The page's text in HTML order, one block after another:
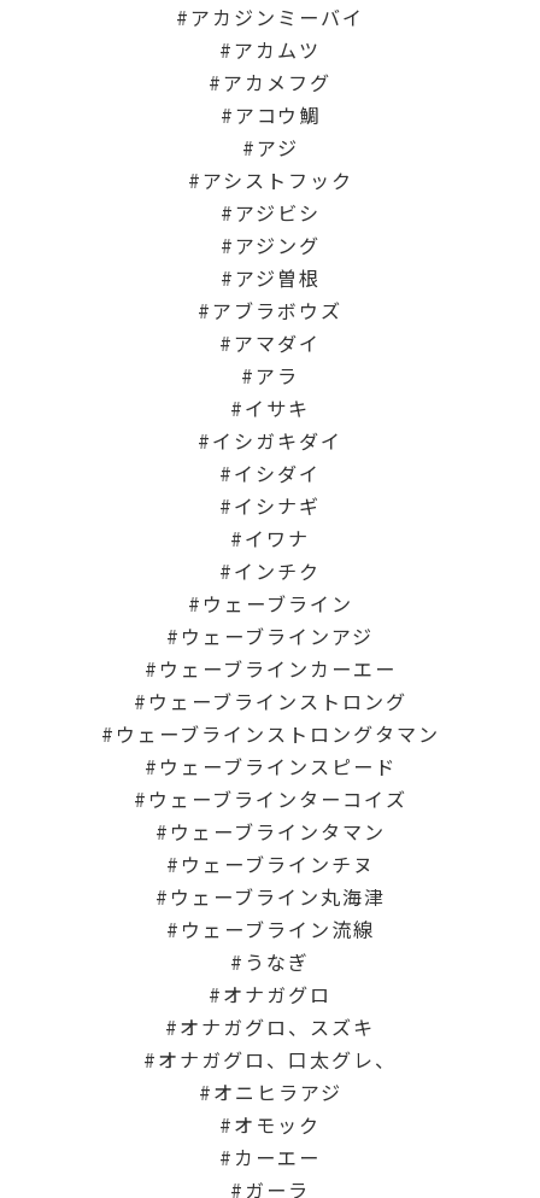
アカジンミーバイ
アカムツ
アカメフグ
アコウ鯛
アジ
アシストフック
アジビシ
アジング
アジ曽根
アブラボウズ
アマダイ
アラ
イサキ
イシガキダイ
イシダイ
イシナギ
イワナ
インチク
ウェーブライン
ウェーブラインアジ
ウェーブラインカーエー
ウェーブラインストロング
ウェーブラインストロングタマン
ウェーブラインスピード
ウェーブラインターコイズ
ウェーブラインタマン
ウェーブラインチヌ
ウェーブライン丸海津
ウェーブライン流線
うなぎ
オナガグロ
オナガグロ、スズキ
オナガグロ、口太グレ、
オニヒラアジ
オモック
カーエー
ガーラ